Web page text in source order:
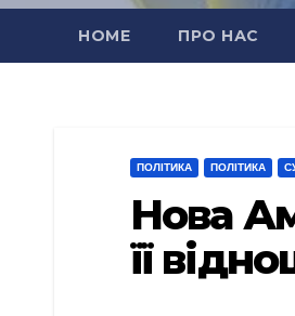
HOME ПРО НАС
ПОЛІТИКА ПОЛІТИКА
Нова
її